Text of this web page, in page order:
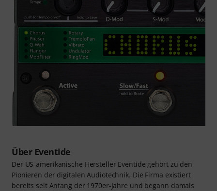
Über Eventide
Der US-amerikanische Hersteller Eventide gehört zu den
Pionieren der digitalen Audiotechnik. Die Firma existiert
bereits seit Anfang der 1970er-Jahre und begann damals